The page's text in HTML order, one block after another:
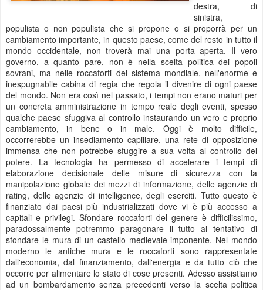
destra, di
sinistra,
populista o non populista che si propone o si proporrà per un
cambiamento importante, in questo paese, come del resto in tutto il
mondo occidentale, non troverà mai una porta aperta. Il vero
governo, a quanto pare, non è nella scelta politica dei popoli
sovrani, ma nelle roccaforti del sistema mondiale, nell'enorme e
inespugnabile cabina di regia che regola il divenire di ogni paese
del mondo. Non era così nel passato, i tempi non erano maturi per
un concreta amministrazione in tempo reale degli eventi, spesso
qualche paese sfuggiva al controllo instaurando un vero e proprio
cambiamento, in bene o in male. Oggi è molto difficile,
occorrerebbe un insediamento capillare, una rete di opposizione
immensa che non potrebbe sfuggire a sua volta al controllo del
potere. La tecnologia ha permesso di accelerare i tempi di
elaborazione decisionale delle misure di sicurezza con la
manipolazione globale dei mezzi di informazione, delle agenzie di
rating, delle agenzie di intelligence, degli eserciti. Tutto questo è
finanziato dai paesi più industrializzati dove vi è più accesso a
capitali e privilegi. Sfondare roccaforti del genere è difficilissimo,
paradossalmente potremmo paragonare il tutto al tentativo di
sfondare le mura di un castello medievale imponente. Nel mondo
moderno le antiche mura e le roccaforti sono rappresentate
dall'economia, dal finanziamento, dall'energia e da tutto ciò che
occorre per alimentare lo stato di cose presenti. Adesso assistiamo
ad un bombardamento senza precedenti verso la scelta politica